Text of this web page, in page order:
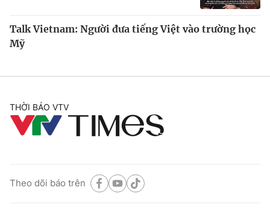
Talk Vietnam: Người đưa tiếng Việt vào trường học
Mỹ
THỜI BÁO VTV
Theo dõi báo trên